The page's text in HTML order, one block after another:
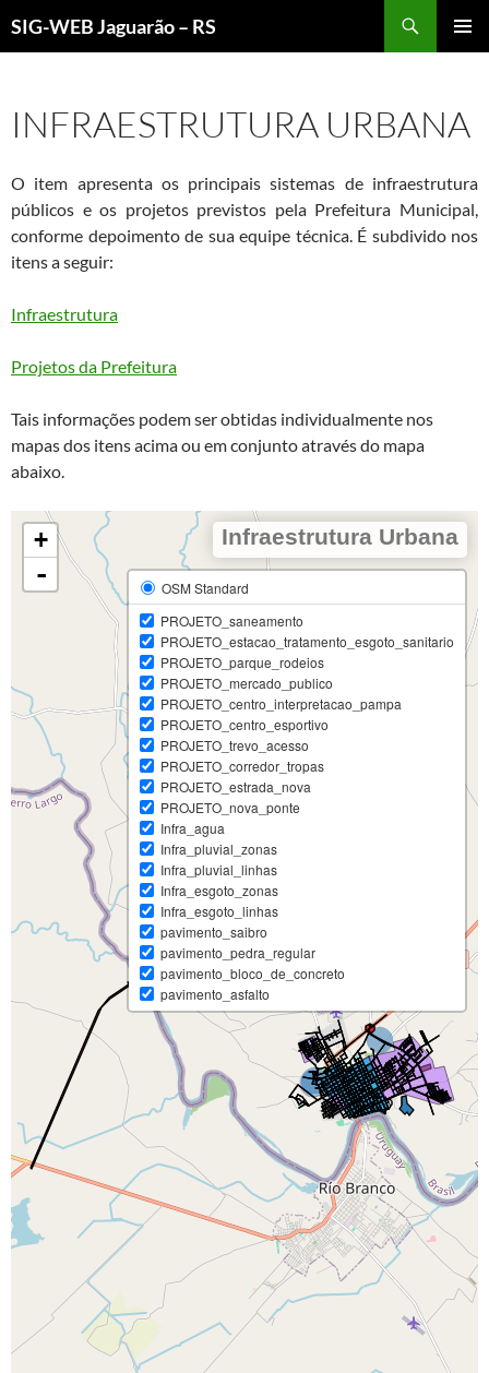
para
SIG-WEB Jaguarão – RS
INFRAESTRUTURA URBANA
O item apresenta os principais sistemas de infraestrutura
públicos e os projetos previstos pela Prefeitura Municipal,
conforme depoimento de sua equipe técnica. É subdivido nos
itens a seguir:
Infraestrutura
Projetos da Prefeitura
Tais informações podem ser obtidas individualmente nos
mapas dos itens acima ou em conjunto através do mapa
abaixo.